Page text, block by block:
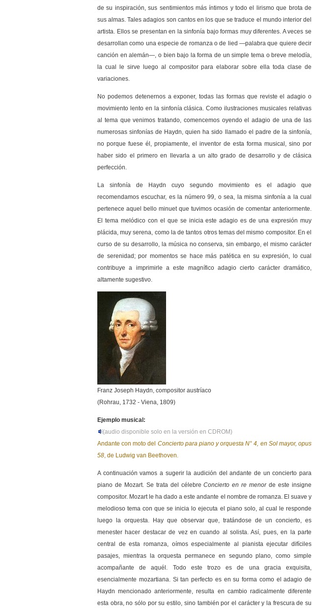
de su inspiración, sus sentimientos más íntimos y todo el lirismo que brota de
sus almas. Tales adagios son cantos en los que se traduce el mundo interior del
artista. Ellos se presentan en la sinfonía bajo formas muy diferentes. A veces se
desarrollan como una especie de romanza o de lied —palabra que quiere decir
canción en alemán—, o bien bajo la forma de un simple tema o breve melodía,
la cual le sirve luego al compositor para elaborar sobre ella toda clase de
variaciones.
No podemos detenernos a exponer, todas las formas que reviste el adagio o
movimiento lento en la sinfonía clásica. Como ilustraciones musicales relativas
al tema que venimos tratando, comencemos oyendo el adagio de una de las
numerosas sinfonías de Haydn, quien ha sido llamado el padre de la sinfonía,
no porque fuese él, propiamente, el inventor de esta forma musical, sino por
haber sido el primero en llevarla a un alto grado de desarrollo y de clásica
perfección.
La sinfonía de Haydn cuyo segundo movimiento es el adagio que
recomendamos escuchar, es la número 99, o sea, la misma sinfonía a la cual
pertenece aquel bello minuet que tuvimos ocasión de comentar anteriormente.
El tema melódico con el que se inicia este adagio es de una expresión muy
plácida, muy serena, como la de tantos otros temas del mismo compositor. En el
curso de su desarrollo, la música no conserva, sin embargo, el mismo carácter
de serenidad; por momentos se hace más patética en su expresión, lo cual
contribuye a imprimirle a este magnífico adagio cierto carácter dramático,
altamente sugestivo.
Franz Joseph Haydn, compositor austríaco
(Rohrau, 1732 - Viena, 1809)
Ejemplo musical:
(audio disponible solo en la versión en CDROM)
Andante con moto del Concierto para piano y orquesta N° 4, en Sol mayor, opus
58, de Ludwig van Beethoven.
A continuación vamos a sugerir la audición del andante de un concierto para
piano de Mozart. Se trata del célebreConcierto en re menorde este insigne
compositor. Mozart le ha dado a este andante el nombre de romanza. El suave y
melodioso tema con que se inicia lo ejecuta el piano solo, al cual le responde
luego la orquesta. Hay que observar que, tratándose de un concierto, es
menester hacer destacar de vez en cuando al solista. Así, pues, en la parte
central de esta romanza, oímos especialmente al pianista ejecutar difíciles
pasajes, mientras la orquesta permanece en segundo plano, como simple
acompañante de aquél. Todo este trozo es de una gracia exquisita,
esencialmente mozartiana. Si tan perfecto es en su forma como el adagio de
Haydn mencionado anteriormente, resulta en cambio radicalmente diferente
esta obra, no sólo por su estilo, sino también por el carácter y la frescura de su